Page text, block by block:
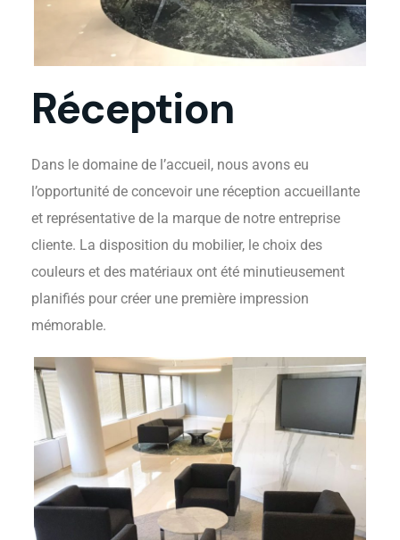
Réception
Dans le domaine de l’accueil, nous avons eu
l’opportunité de concevoir une réception accueillante
et représentative de la marque de notre entreprise
cliente. La disposition du mobilier, le choix des
couleurs et des matériaux ont été minutieusement
planifiés pour créer une première impression
mémorable.